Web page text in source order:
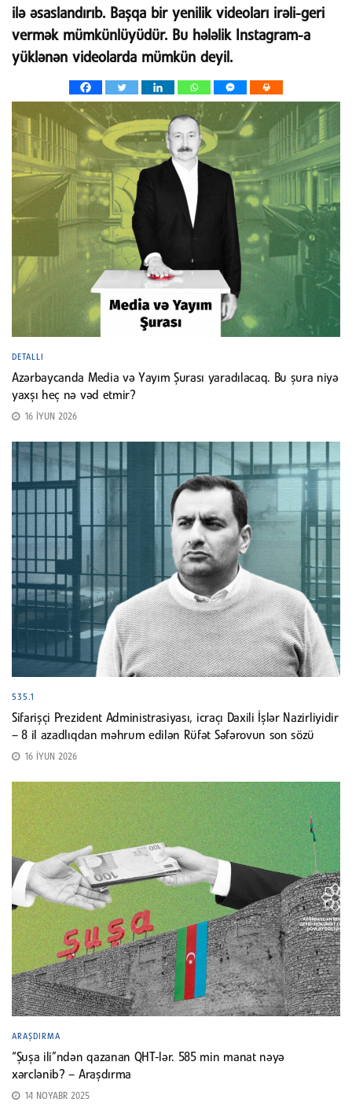
ilə əsaslandırıb. Başqa bir yenilik videoları irəli-geri
vermək mümkünlüyüdür. Bu hələlik Instagram-a
yüklənən videolarda mümkün deyil.
DETALLI
Azərbaycanda Media və Yayım Şurası yaradılacaq. Bu şura niyə
yaxşı heç nə vəd etmir?
16 İYUN 2026
535.1
Sifarişçi Prezident Administrasiyası, icraçı Daxili İşlər Nazirliyidir
– 8 il azadlıqdan məhrum edilən Rüfət Səfərovun son sözü
16 İYUN 2026
ARAŞDIRMA
“Şuşa ili”ndən qazanan QHT-lər. 585 min manat nəyə
xərclənib? – Araşdırma
14 NOYABR 2025